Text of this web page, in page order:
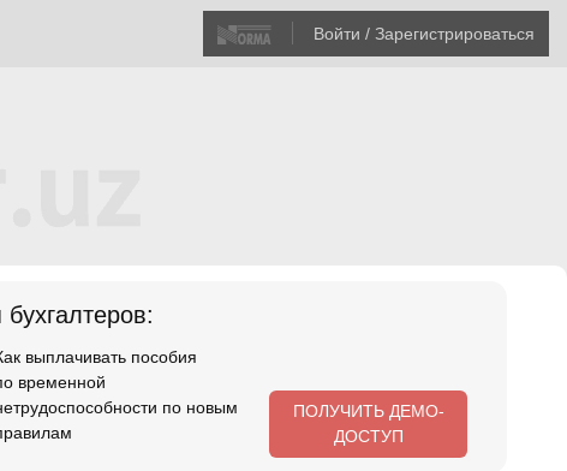
Войти / Зарегистрироваться
выплачивать пособия
временной
по новым
ПОЛУЧИТЬ ДЕМО-
ДОСТУП